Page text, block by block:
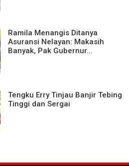
Ramila Menangis Ditanya
Asuransi Nelayan: Makasih
Banyak, Pak Gubernur...
Tengku Erry Tinjau Banjir Tebing
Tinggi dan Sergai